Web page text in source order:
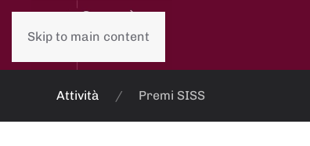
Skip to main content
Attività Premi SISS